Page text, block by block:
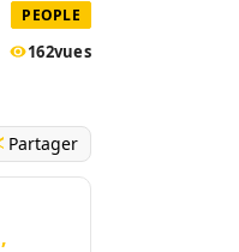
PEOPLE
162vues
Partager